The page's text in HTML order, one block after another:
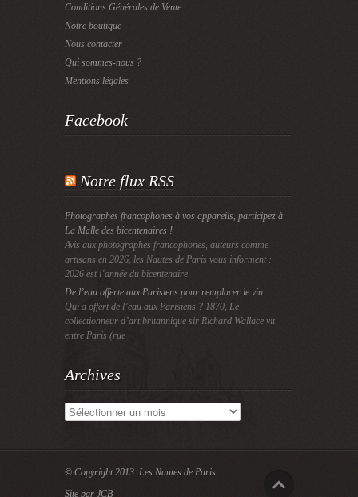
Conditions Générales de Vente
Notre boutique
Nous contacter
Qui sommes-nous ?
Mentions légales
Facebook
Notre flux RSS
Photographes francophones à vos appareils, participez à
La Malle des bicentenaires !
Avis aux photographes francophones, auteurs comme
artisans en 2026, les Nautes de Paris vous informent :
2026 est l’année du bicentenaire
De l’eau offerte aux Parisiens pour remplacer le vin
Qui a offert de l’eau aux Parisiens ? 1870, Le
collectionneur d’art britannique sir Richard Wallace vit
entre Paris (rue
Archives
Archives
© Copyright 2013. Les Nautes de Paris
Site par JCB